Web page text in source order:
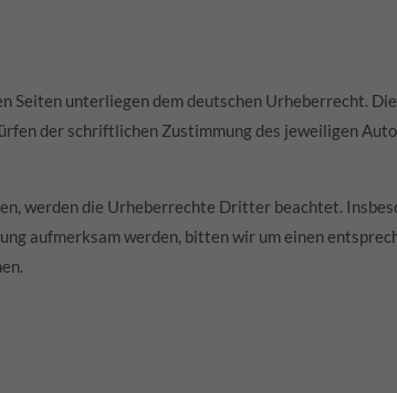
unterliegen dem deutschen Urheberrecht.
der schriftlichen Zustimmung des jeweiligen
werden die Urheberrechte Dritter beachtet.
aufmerksam werden, bitten wir um einen
Kontakt
kontakt@michels-werkzeugbau.de